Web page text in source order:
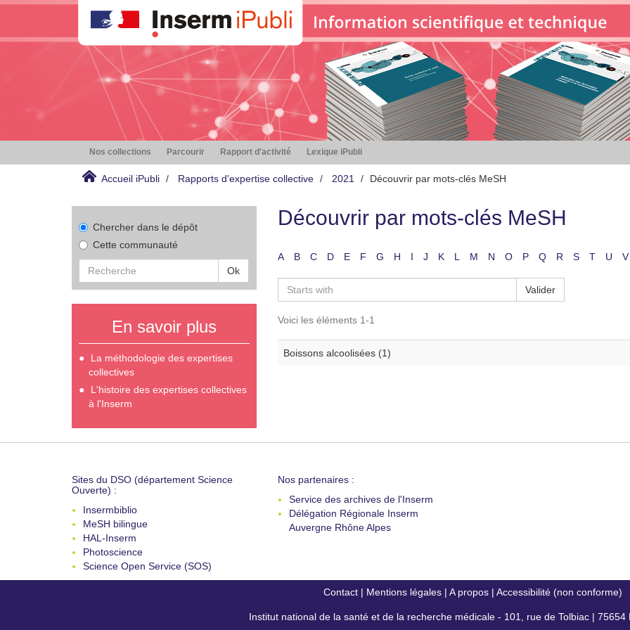
Nos collections Parcourir Rapport d'activité Lexique iPubli
Accueil iPubli Rapports d'expertise collective 2021 Découvrir par mots-clés MeSH
Chercher dans le dépôt
Cette communauté
Ok
En savoir plus
La méthodologie des expertises
collectives
L'histoire des expertises collectives
à l'Inserm
Découvrir par mots-clés MeSH
A B C D E F G H I J K L M N O P Q R S T U V
Valider
Voici les éléments 1-1
Boissons alcoolisées (1)
Sites du DSO (département Science
Ouverte) :
Insermbiblio
MeSH bilingue
HAL-Inserm
Photoscience
Science Open Service (SOS)
Nos partenaires :
Service des archives de l'Inserm
Délégation Régionale Inserm
Auvergne Rhône Alpes
Contact| Mentions légales| A propos| Accessibilité (non conforme)
Institut national de la santé et de la recherche médicale - 101, rue de Tolbiac | 75654